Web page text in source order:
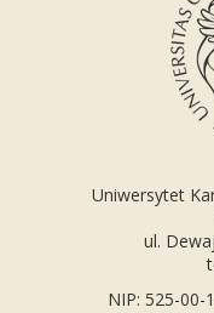
Uniwersytet
ul.
NIP: 525-00-